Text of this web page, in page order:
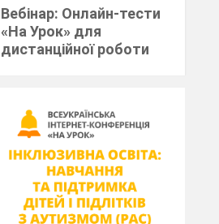
Вебінар: Онлайн-тести
«На Урок» для
дистанційної роботи